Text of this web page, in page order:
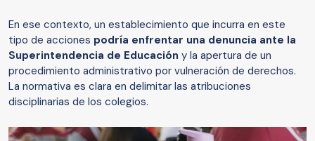
En ese contexto, un establecimiento que incurra en este
tipo de acciones podría enfrentar una denuncia ante la
Superintendencia de Educación y la apertura de un
procedimiento administrativo por vulneración de derechos.
La normativa es clara en delimitar las atribuciones
disciplinarias de los colegios.